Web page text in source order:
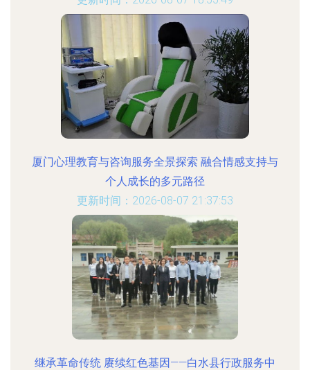
厦门心理教育与咨询服务全景探索 融合情感支持与
个人成长的多元路径
更新时间：2026-08-07 21:37:53
继承革命传统 赓续红色基因——白水县行政服务中